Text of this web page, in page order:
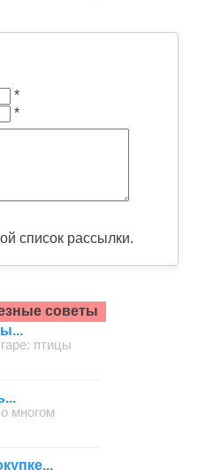
*
*
список рассылки.
советы
птицы
многом